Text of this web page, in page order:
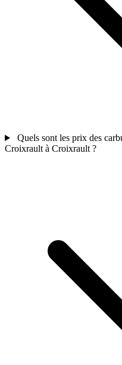
Quels sont les prix des
Croixrault à Croixrault ?